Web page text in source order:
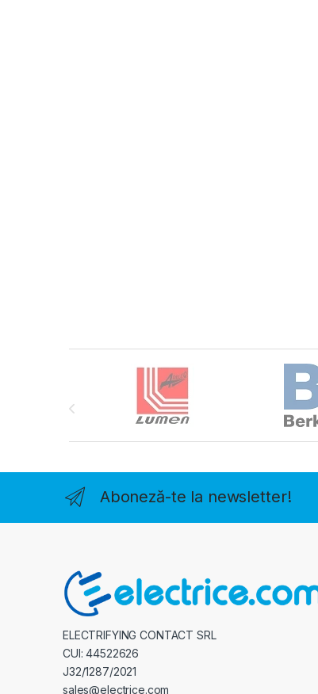
Brands Carousel
Aboneză-te la newsletter!
ELECTRIFYING CONTACT SRL
CUI: 44522626
J32/1287/2021
sales@electrice.com